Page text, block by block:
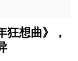
狂想曲》，